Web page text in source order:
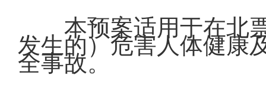
本预案适用于在北
发生的）危害人体健康
全事故。